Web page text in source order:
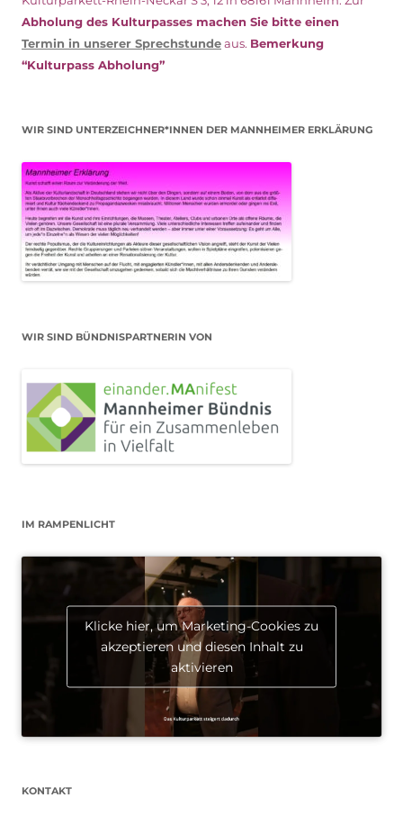
Abholung des Kulturpasses machen Sie bitte einen
Termin in unserer Sprechstundeaus. Bemerkung
“Kulturpass Abholung”
WIR SIND UNTERZEICHNER*INNEN DER MANNHEIMER ERKLÄRUNG
WIR SIND BÜNDNISPARTNERIN VON
IM RAMPENLICHT
Klicke hier, um Marketing-Cookies zu
akzeptieren und diesen Inhalt zu
aktivieren
KONTAKT